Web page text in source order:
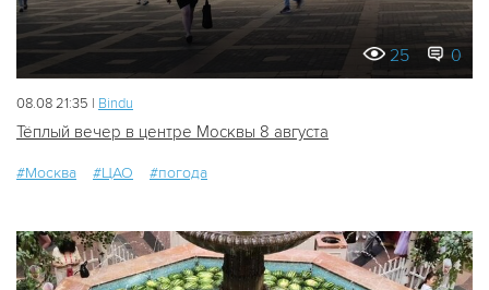
25 0
08.08 21:35 | Bindu
Тёплый вечер в центре Москвы 8 августа
#Москва #ЦАО #погода